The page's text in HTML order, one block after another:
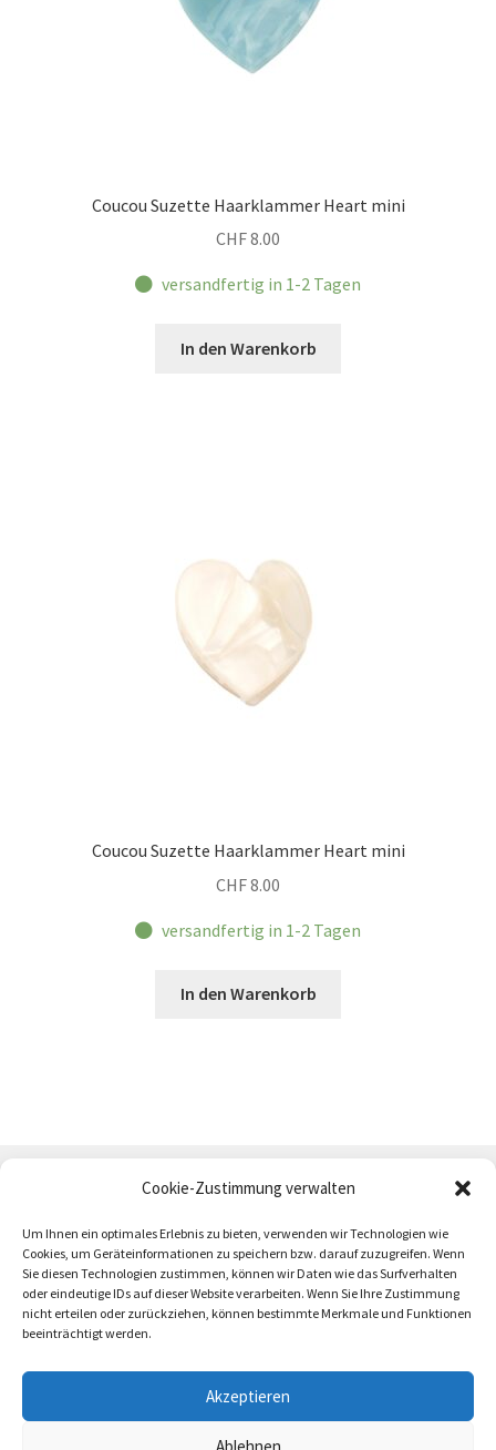
Cookie-Zustimmung verwalten
Um Ihnen ein optimales Erlebnis zu bieten, verwenden wir Technologien wie
Cookies, um Geräteinformationen zu speichern bzw. darauf zuzugreifen. Wenn
Sie diesen Technologien zustimmen, können wir Daten wie das Surfverhalten
oder eindeutige IDs auf dieser Website verarbeiten. Wenn Sie Ihre Zustimmung
nicht erteilen oder zurückziehen, können bestimmte Merkmale und Funktionen
beeinträchtigt werden.
Akzeptieren
Ablehnen
Coucou Suzette Haarklammer Heart mini
CHF8.00
versandfertig in 1-2 Tagen
In den Warenkorb
Coucou Suzette Haarklammer Heart mini
CHF8.00
versandfertig in 1-2 Tagen
In den Warenkorb
AGB Zahlung und Versand Impressum